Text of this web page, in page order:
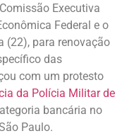
Executiva
Federal e o
(22), para renovação
das
com um protesto
da Polícia Militar de
bancária no
Paulo.